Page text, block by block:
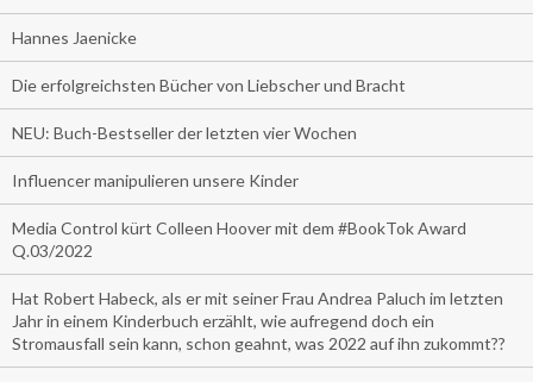
Hannes Jaenicke
Die erfolgreichsten Bücher von Liebscher und Bracht
NEU: Buch-Bestseller der letzten vier Wochen
Influencer manipulieren unsere Kinder
Media Control kürt Colleen Hoover mit dem #BookTok Award
Q.03/2022
Hat Robert Habeck, als er mit seiner Frau Andrea Paluch im letzten
Jahr in einem Kinderbuch erzählt, wie aufregend doch ein
Stromausfall sein kann, schon geahnt, was 2022 auf ihn zukommt??